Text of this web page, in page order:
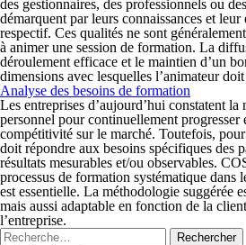
des gestionnaires, des professionnels ou
démarquent par leurs connaissances et
respectif. Ces qualités ne sont
à animer une session de formation. La
déroulement efficace et le maintien d’un
dimensions avec lesquelles l’animateur
Analyse des besoins de formation
Les entreprises d’aujourd’hui constatent la
personnel pour continuellement progresser
compétitivité sur le marché. Toutefois,
doit répondre aux besoins spécifiques des
résultats mesurables et/ou observables.
processus de formation systématique dans
est essentielle. La méthodologie suggérée
mais aussi adaptable en fonction de la
l’entreprise.